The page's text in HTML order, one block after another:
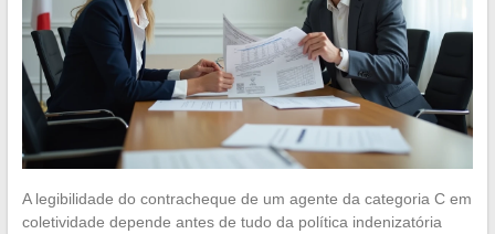
A legibilidade do contracheque de um agente da categoria C em
coletividade depende antes de tudo da política indenizatória